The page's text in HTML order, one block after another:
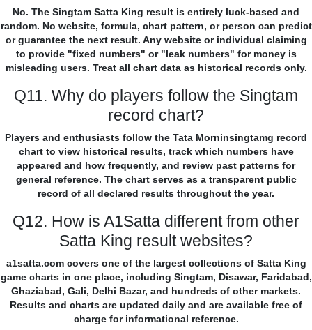
No. The Singtam Satta King result is entirely luck-based and
random. No website, formula, chart pattern, or person can predict
or guarantee the next result. Any website or individual claiming
to provide "fixed numbers" or "leak numbers" for money is
misleading users. Treat all chart data as historical records only.
Q11. Why do players follow the Singtam
record chart?
Players and enthusiasts follow the Tata Morninsingtamg record
chart to view historical results, track which numbers have
appeared and how frequently, and review past patterns for
general reference. The chart serves as a transparent public
record of all declared results throughout the year.
Q12. How is A1Satta different from other
Satta King result websites?
a1satta.com covers one of the largest collections of Satta King
game charts in one place, including Singtam, Disawar, Faridabad,
Ghaziabad, Gali, Delhi Bazar, and hundreds of other markets.
Results and charts are updated daily and are available free of
charge for informational reference.